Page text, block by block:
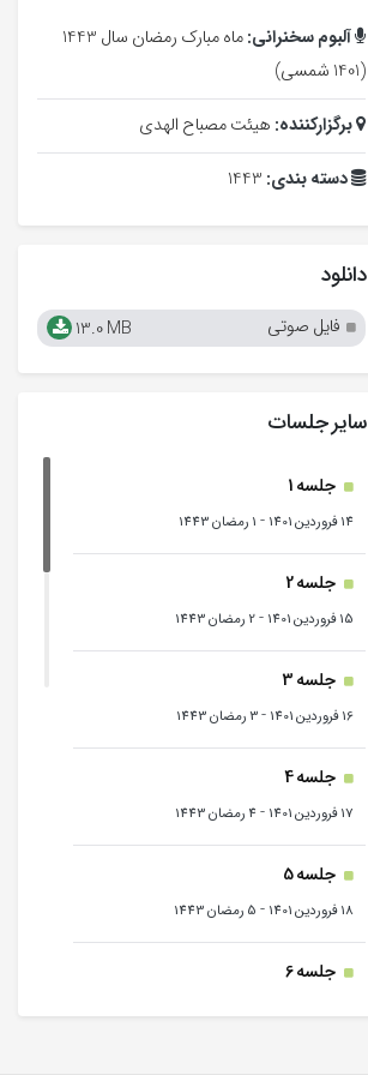
آلبوم سخنرانی:
ماه مبارک رمضان سال 1443
(1401 شمسی)
برگزارکننده: هیئت مصباح الهدی
دسته بندی: 1443
دانلود
فایل صوتی 13.0 MB
سایر جلسات
جلسه 1
14 فروردین 1401 - 1 رمضان 1443
جلسه 2
15 فروردین 1401 -2 رمضان 1443
جلسه 3
16 فروردین 1401 -3 رمضان 1443
جلسه 4
17 فروردین 1401 - 4 رمضان 1443
جلسه 5
18 فروردین 1401 - 5 رمضان 1443
جلسه 6